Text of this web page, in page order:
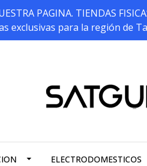
PAGINA. TIENDAS
exclusivas para la región de
ELECTRODOMESTICOS